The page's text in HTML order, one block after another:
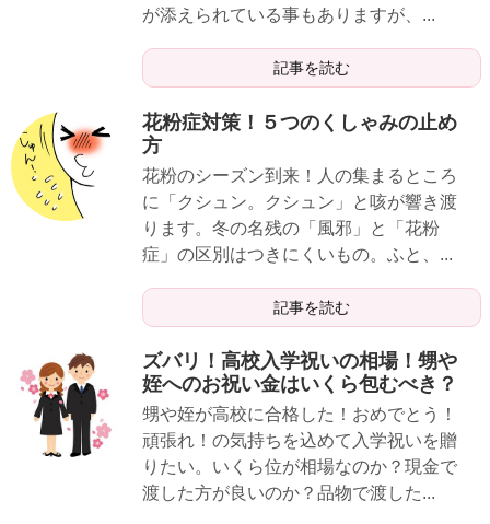
が添えられている事もありますが、...
記事を読む
花粉症対策！５つのくしゃみの止め
方
花粉のシーズン到来！人の集まるところ
に「クシュン。クシュン」と咳が響き渡
ります。冬の名残の「風邪」と「花粉
症」の区別はつきにくいもの。ふと、...
記事を読む
ズバリ！高校入学祝いの相場！甥や
姪へのお祝い金はいくら包むべき？
甥や姪が高校に合格した！おめでとう！
頑張れ！の気持ちを込めて入学祝いを贈
りたい。いくら位が相場なのか？現金で
渡した方が良いのか？品物で渡した...